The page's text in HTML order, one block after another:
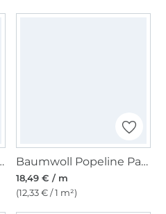
Mood, flieder Baumwoll Popeline Paper Touch Fibre Mood, blassorange
18,49 € / m
(12,33 € / 1 m²)